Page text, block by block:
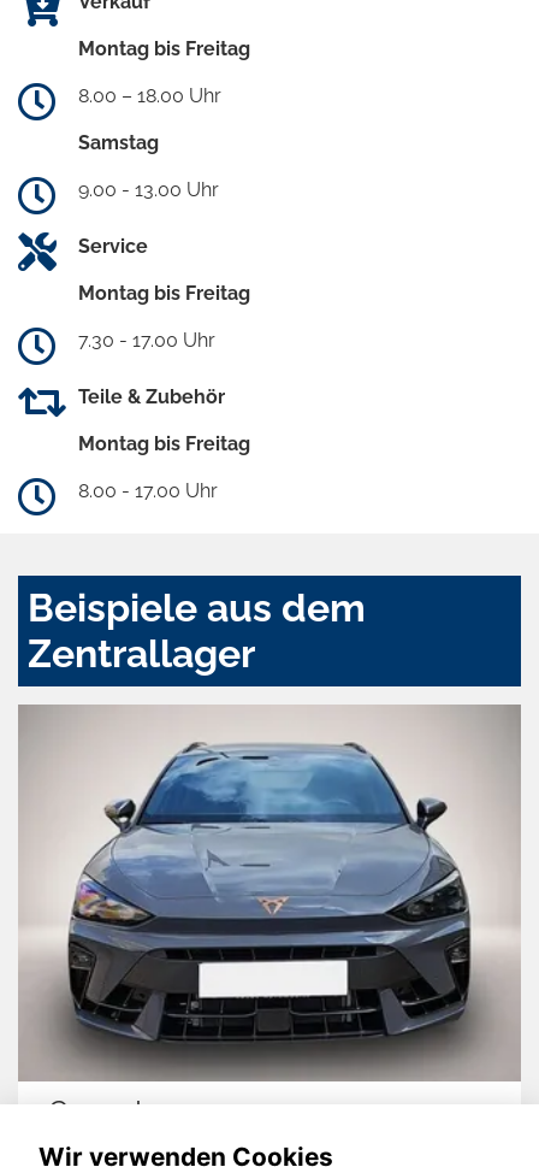
Montag bis Freitag
8.00 – 18.00 Uhr
Samstag
9.00 - 13.00 Uhr
Service
Montag bis Freitag
7.30 - 17.00 Uhr
Teile & Zubehör
Montag bis Freitag
8.00 - 17.00 Uhr
Beispiele aus dem
Zentrallager
Cupra Leon
Wir verwenden Cookies